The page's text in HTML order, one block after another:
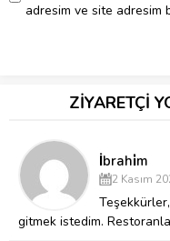
adresim ve site adresim
ZİYARETÇİ
İbrahi̇m
2 Kasım
gitmek istedim.